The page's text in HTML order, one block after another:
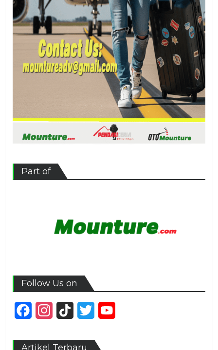
Part of
Follow Us on
FacebookInstagram
TikTok Twitter
Artikel Terbaru